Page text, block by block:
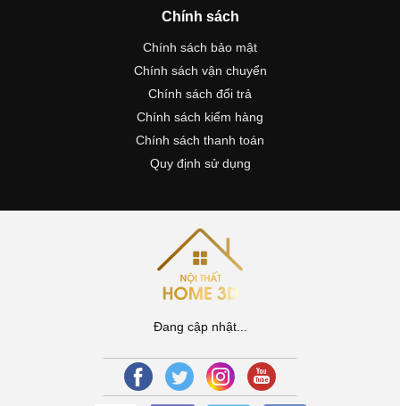
Chính sách
Chính sách bảo mật
Chính sách vận chuyển
Chính sách đổi trả
Chính sách kiểm hàng
Chính sách thanh toán
Quy định sử dụng
Đang cập nhật...